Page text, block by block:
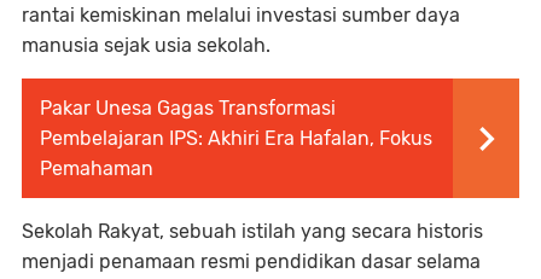
rantai kemiskinan melalui investasi sumber daya
manusia sejak usia sekolah.
Pakar Unesa Gagas Transformasi
Pembelajaran IPS: Akhiri Era Hafalan, Fokus
Pemahaman
Sekolah Rakyat, sebuah istilah yang secara historis
menjadi penamaan resmi pendidikan dasar selama